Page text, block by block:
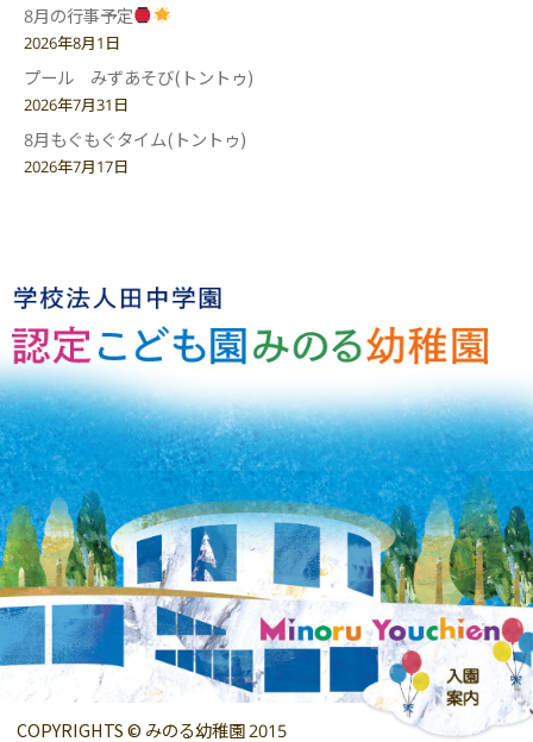
8月の行事予定
2026年8月1日
プール みずあそび(トントゥ)
2026年7月31日
8月もぐもぐタイム(トントゥ)
2026年7月17日
COPYRIGHTS © みのる幼稚園 2015